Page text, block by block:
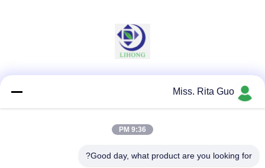
وسائل التواصل الاجتماعيMiss. Rita Guo
9:36 PM
Good day, what product are you looking for?